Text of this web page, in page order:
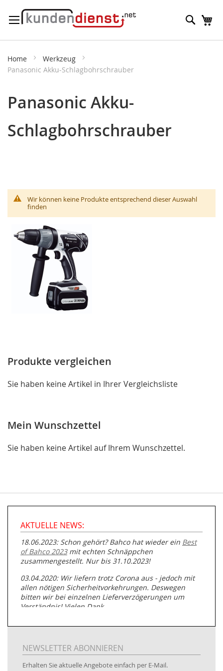
zum
Suche
Home
Werkzeug
Panasonic Akku-Schlagbohrschrauber
Panasonic Akku-
Schlagbohrschrauber
Wir können keine Produkte entsprechend dieser Auswahl
finden
Produkte vergleichen
Sie haben keine Artikel in Ihrer Vergleichsliste
Mein Wunschzettel
Sie haben keine Artikel auf Ihrem Wunschzettel.
AKTUELLE NEWS:
18.06.2023: Schon gehört? Bahco hat wieder ein Best
of Bahco 2023mit echten Schnäppchen
zusammengestellt. Nur bis 31.10.2023!
03.04.2020: Wir liefern trotz Corona aus - jedoch mit
allen nötigen Sicherheitvorkehrungen. Deswegen
bitten wir bei einzelnen Lieferverzögerungen um
Verständnis! Vielen Dank.
05.07.2019: Neuester Zugang zu unserer
Rohrbearbeitung
01.06.2019: Individuell
bedruckte Kabeltrommeln
NEWSLETTER ABONNIEREN
Erhalten Sie aktuelle Angebote einfach per E-Mail.